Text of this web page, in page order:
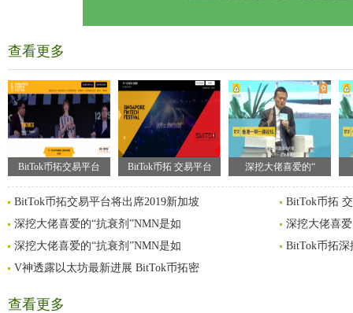
查看更多
BitTok币拓交易平台 BitTok币拓 交易平台 深挖大佬喜爱的“
BitTok币拓交易平台将出席2019新加坡
BitTok币拓
深挖大佬喜爱的“抗衰剂”NMN是如
深挖大佬喜
深挖大佬喜爱的“抗衰剂”NMN是如
BitTok币拓
V神透露以太坊最新进展 BitTok币拓密
查看更多